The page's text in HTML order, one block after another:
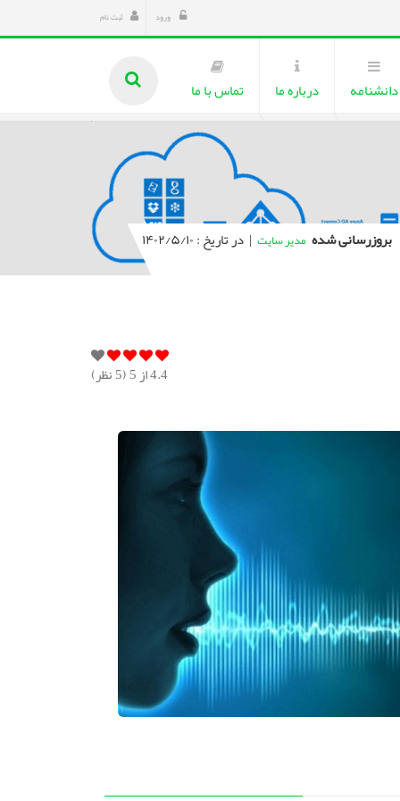
ورود ثبت نام
دانشنامه درباره ما تماس با ما
بروزرسانی شده مدیر سایت | در تاریخ : ۱۴۰۲/۵/۱۰
4.4از 5 ( 5نظر)